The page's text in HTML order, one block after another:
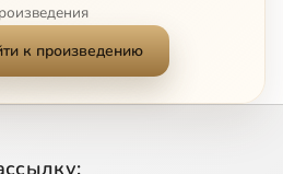
и стеклянное море
к произведению